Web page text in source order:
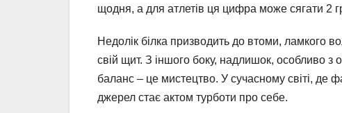
щодня, а для атлетів ця цифра може сягати 2
Недолік білка призводить до втоми, ламкого
свій щит. З іншого боку, надлишок, особливо
баланс – це мистецтво. У сучасному світі, де
джерел стає актом турботи про себе.